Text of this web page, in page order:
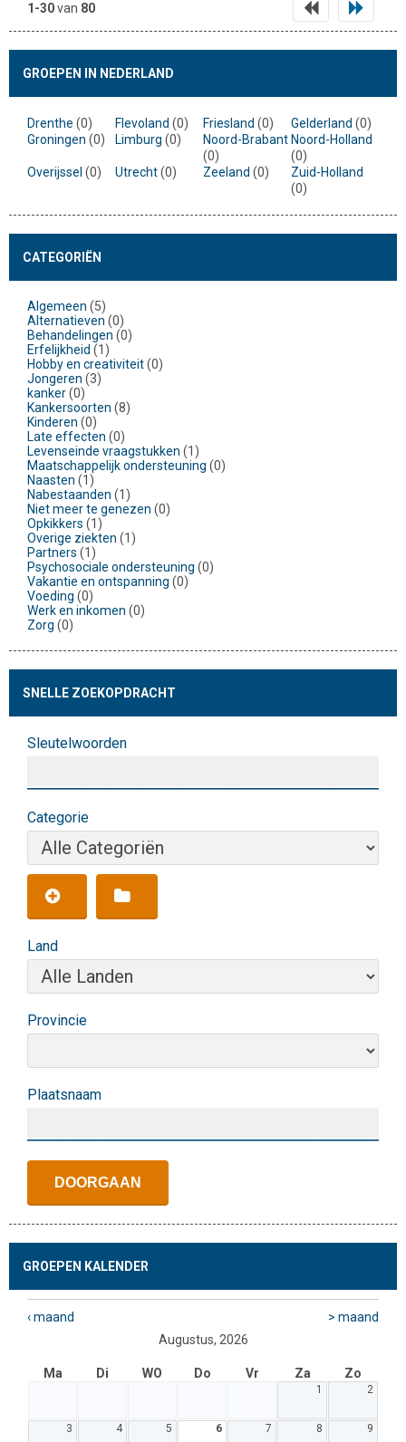
1-30van 80
GROEPEN IN NEDERLAND
Drenthe (0) Flevoland (0) Friesland (0) Gelderland (0)
Groningen (0) Limburg (0)
Noord-Brabant
(0)
Noord-Holland
(0)
Overijssel (0) Utrecht(0) Zeeland (0)
Zuid-Holland
(0)
CATEGORIËN
Algemeen (5)
Alternatieven (0)
Behandelingen (0)
Erfelijkheid (1)
Hobby en creativiteit(0)
Jongeren (3)
kanker(0)
Kankersoorten (8)
Kinderen (0)
Late effecten (0)
Levenseinde vraagstukken (1)
Maatschappelijk ondersteuning (0)
Naasten (1)
Nabestaanden (1)
Niet meer te genezen (0)
Opkikkers (1)
Overige ziekten (1)
Partners (1)
Psychosociale ondersteuning (0)
Vakantie en ontspanning (0)
Voeding (0)
Werk en inkomen (0)
Zorg (0)
SNELLE ZOEKOPDRACHT
Sleutelwoorden
Categorie
Land
Provincie
Plaatsnaam
GROEPEN KALENDER
‹ maand
> maand
Augustus, 2026
Ma Di WO Do Vr Za Zo
1 2
3 4 5 6 7 8 9